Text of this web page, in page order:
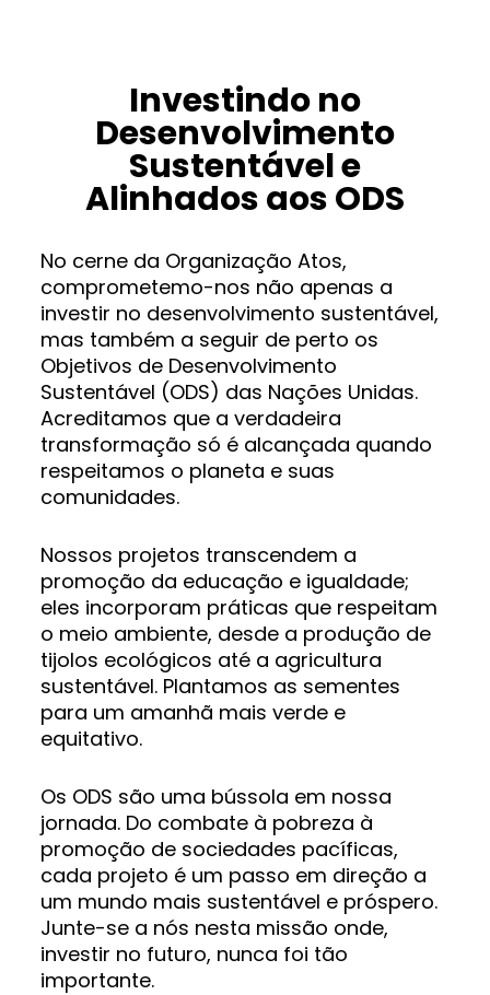
Investindo no
Desenvolvimento
Sustentável e
Alinhados aos ODS
No cerne da Organização Atos,
comprometemo-nos não apenas a
investir no desenvolvimento sustentável,
mas também a seguir de perto os
Objetivos de Desenvolvimento
Sustentável (ODS) das Nações Unidas.
Acreditamos que a verdadeira
transformação só é alcançada quando
respeitamos o planeta e suas
comunidades.
Nossos projetos transcendem a
promoção da educação e igualdade;
eles incorporam práticas que respeitam
o meio ambiente, desde a produção de
tijolos ecológicos até a agricultura
sustentável. Plantamos as sementes
para um amanhã mais verde e
equitativo.
Os ODS são uma bússola em nossa
jornada. Do combate à pobreza à
promoção de sociedades pacíficas,
cada projeto é um passo em direção a
um mundo mais sustentável e próspero.
Junte-se a nós nesta missão onde,
investir no futuro, nunca foi tão
importante.